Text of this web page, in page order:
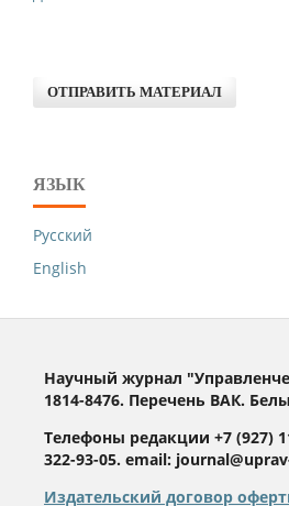
ОТПРАВИТЬ МАТЕРИАЛ
ЯЗЫК
Русский
English
Научный журнал
1814-8476. Перечень ВАК.
Телефоны редакции +7 (927)
322-93-05. email:
Издательский договор